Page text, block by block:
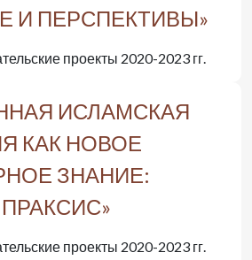
И ПЕРСПЕКТИВЫ»
проекты 2020-2023 гг.
ИСЛАМСКАЯ
КАК НОВОЕ
ЗНАНИЕ:
проекты 2020-2023 гг.